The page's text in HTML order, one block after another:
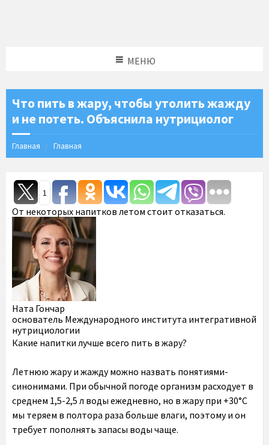
МЕНЮ
Что пить в жару, чтобы утолить жажду
и не потеть. Объяснила нутрициолог
Главная Главная
1
От некоторых напитков летом стоит отказаться.
Ната Гончар
основатель Международного института интегративной
нутрициологии
Какие напитки лучше всего пить в жару?
Летнюю жару и жажду можно назвать понятиями-
синонимами. При обычной погоде организм расходует в
среднем 1,5-2,5 л воды ежедневно, но в жару при +30°C
мы теряем в полтора раза больше влаги, поэтому и он
требует пополнять запасы воды чаще.